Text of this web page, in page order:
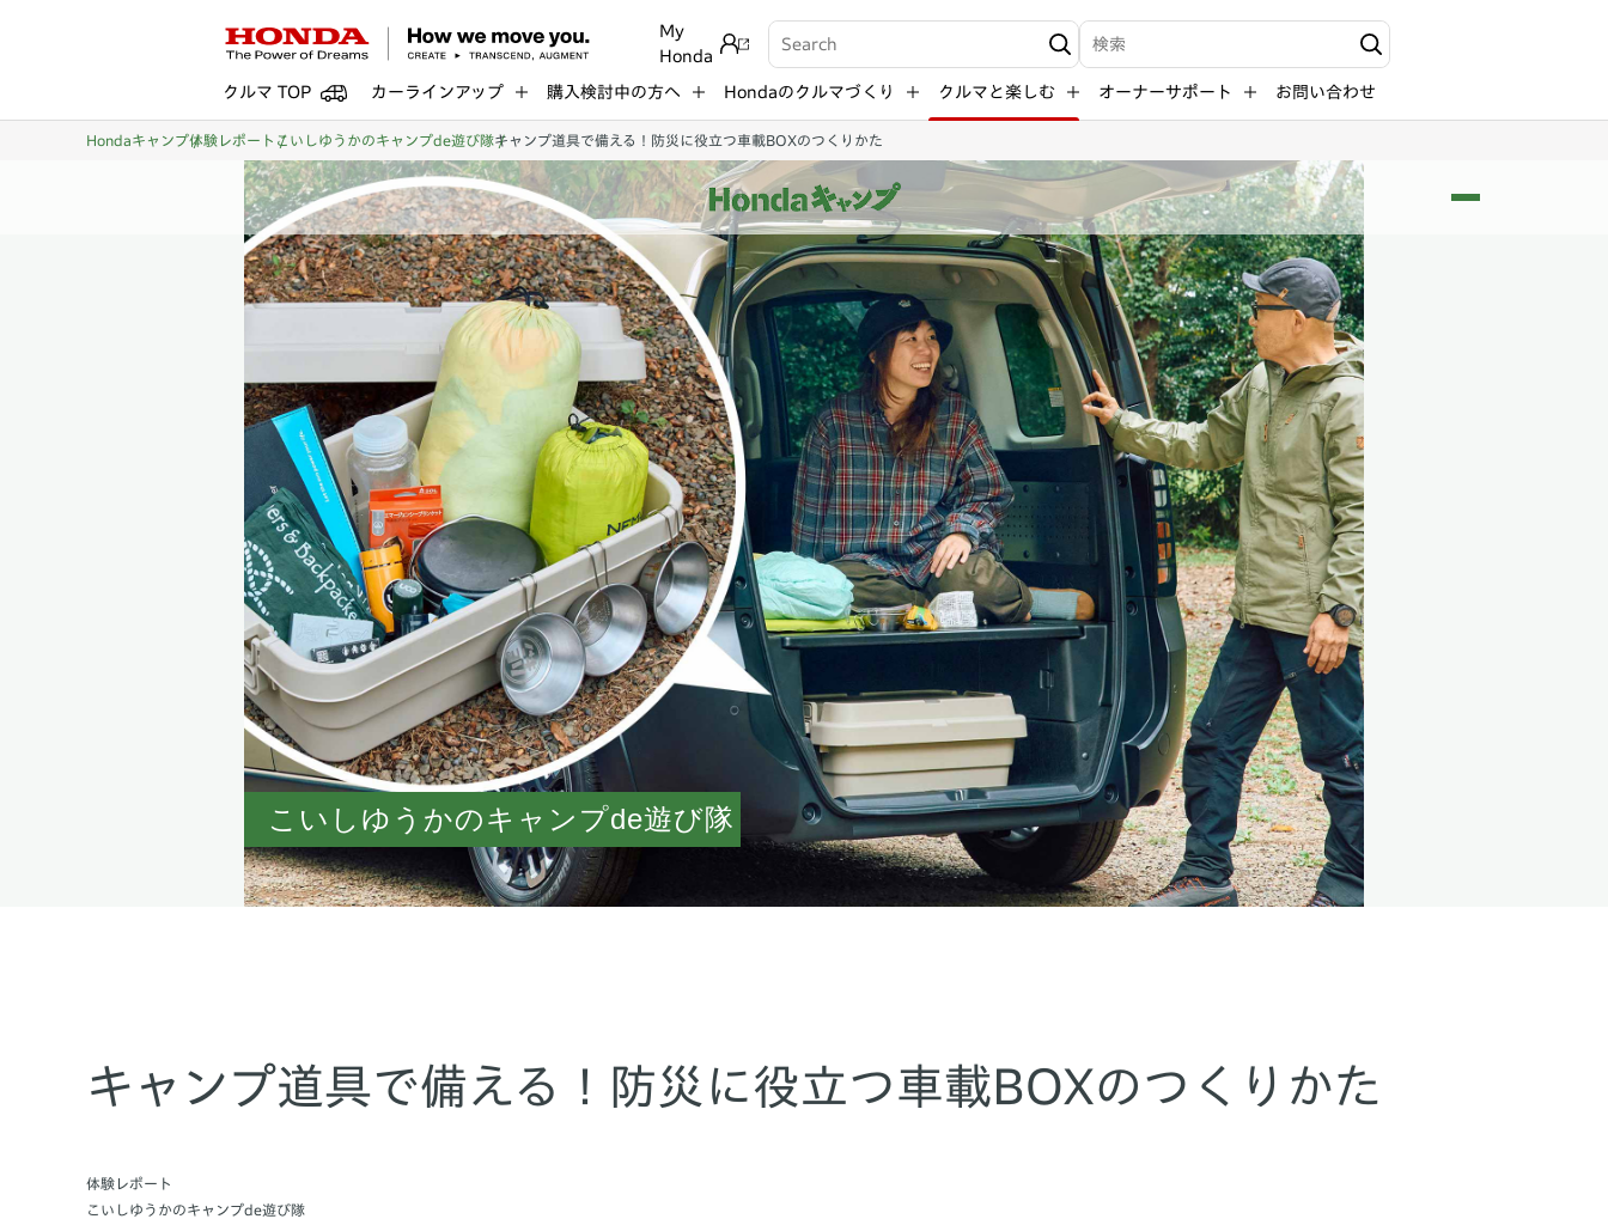
My
Honda
Write your search query here Write your search query here
クルマ TOP カーラインアップ 購入検討中の方へ Hondaのクルマづくり クルマと楽しむ オーナーサポート お問い合わせ
Hondaキャンプ体験レポート こいしゆうかのキャンプde遊び隊キャンプ道具で備える！防災に役立つ車載BOXのつくりかた
こいしゆうかのキャンプde遊び隊
キャンプ道具で備える！防災に役立つ車載BOXのつくりかた
体験レポート
こいしゆうかのキャンプde遊び隊